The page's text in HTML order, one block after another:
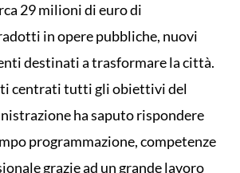
29 milioni di euro di
in opere pubbliche, nuovi
destinati a trasformare la città.
centrati tutti gli obiettivi del
ha saputo rispondere
programmazione, competenze
grazie ad un grande lavoro